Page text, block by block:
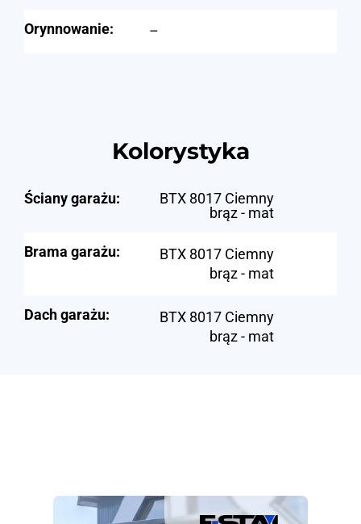
Orynnowanie: –
Kolorystyka
Ściany garażu:
BTX 8017 Ciemny
brąz - mat
Brama garażu:
BTX 8017 Ciemny
brąz - mat
Dach garażu:
BTX 8017 Ciemny
brąz - mat